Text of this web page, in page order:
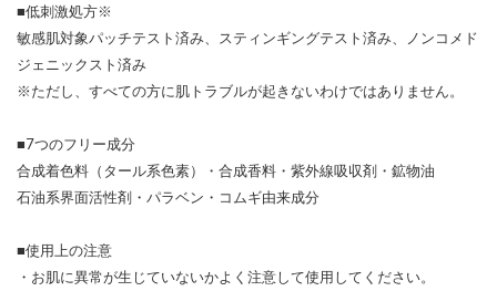
■低刺激処方※
敏感肌対象パッチテスト済み、スティンギングテスト済み、ノンコメド
ジェニックスト済み
※ただし、すべての方に肌トラブルが起きないわけではありません。
■7つのフリー成分
合成着色料（タール系色素）・合成香料・紫外線吸収剤・鉱物油
石油系界面活性剤・パラベン・コムギ由来成分
■使用上の注意
・お肌に異常が生じていないかよく注意して使用してください。